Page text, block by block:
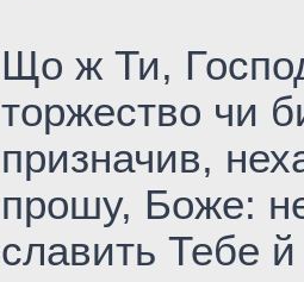
Що ж Ти,
торжество чи
призначив,
прошу, Боже:
славить Тебе й